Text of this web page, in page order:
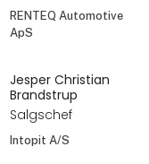
RENTEQ Automotive
ApS
Jesper Christian
Brandstrup
Salgschef
Intopit A/S